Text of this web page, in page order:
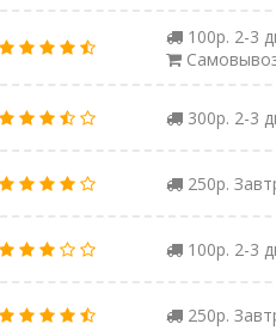
100р. 2-3
300р. 2-3
250р.
100р. 2-3
250р.